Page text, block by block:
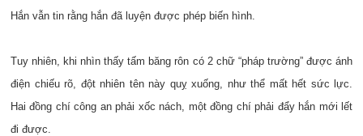
Hắn vẫn tin rằng hắn đã luyện được phép biến hình.
Tuy nhiên, khi nhìn thấy tấm băng rôn có 2 chữ “pháp trường” được ánh
điện chiếu rõ, đột nhiên tên này quỵ xuống, như thể mất hết sức lực.
Hai đồng chí công an phải xốc nách, một đồng chí phải đẩy hắn mới lết
đi được.